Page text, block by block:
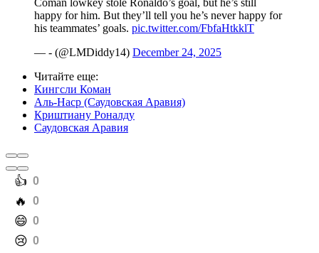
Coman lowkey stole Ronaldo’s goal, but he’s still
happy for him. But they’ll tell you he’s never happy for
his teammates’ goals. pic.twitter.com/FbfaHtkklT
— - (@LMDiddy14) December 24, 2025
Читайте еще:
Кингсли Коман
Аль-Наср (Саудовская Аравия)
Криштиану Роналду
Саудовская Аравия
️👍 0
️🔥 0
️😄 0
️😢 0